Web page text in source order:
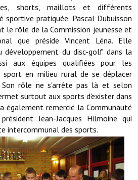
shorts, maillots et différents
pratiquée. Pascal Dubuisson
le rôle de la Commission jeunesse et
que préside Vincent Léna. Elle
développement du disc-golf dans la
aux équipes qualifiées pour les
sport en milieu rural de se déplacer
Son rôle ne s'arrête pas là et selon
surtout aux sports d'exister dans
également remercié la Communauté
Jean-Jacques Hilmoine qui
intercommunal des sports.